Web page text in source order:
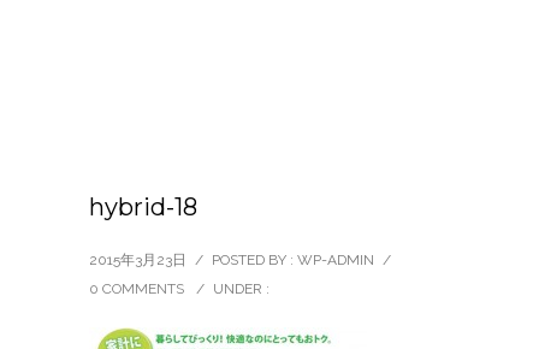
hybrid-18
2015年3月23日 / POSTED BY : WP-ADMIN /
0 COMMENTS
/ UNDER :